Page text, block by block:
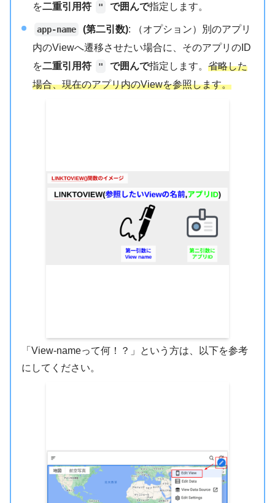
を二重引用符 " で囲んで指定します。
app-name (第二引数): （オプション）別のアプリ
内のViewへ遷移させたい場合に、そのアプリのID
を二重引用符 " で囲んで指定します。 省略した
場合、現在のアプリ内のViewを参照します。
「View-nameって何！？」という方は、以下を参考
にしてください。